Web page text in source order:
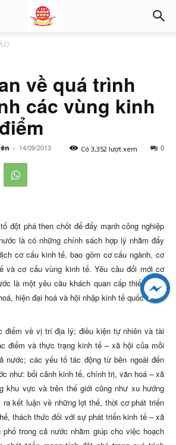
về quá trình
các vùng kinh
- 14/09/2013 0
Có 3,352 lượt xem
đột phá then chốt để đẩy mạnh công nghiệp
là có những chính sách hợp lý nhằm đẩy
cơ cấu kinh tế, bao gồm cơ cấu ngành, cơ
và cơ cấu vùng kinh tế. Yêu cầu đổi mới cơ
là một yêu cầu khách quan cấp thiết trong
hiện đại hoá và hội nhập kinh tế quốc tế.
điểm về vị trí địa lý; điều kiện tự nhiên và tài
điểm và thực trạng kinh tế – xã hội của mỗi
nước; các yếu tố tác động từ bên ngoài đến
như: bối cảnh kinh tế, chính trị, văn hoá – xã
khu vực và trên thế giới cũng như xu hướng
ra kết luận về những lợi thế, thời cơ phát triển
thách thức đối với sự phát triển kinh tế – xã
trong cả nước nhằm giúp cho việc hoạch